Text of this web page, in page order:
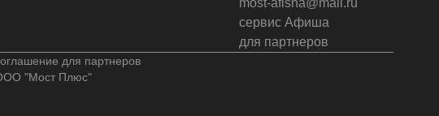
most-afisha@mail.ru
сервис Афиша
для партнеров
для партнеров
"Мост Плюс"